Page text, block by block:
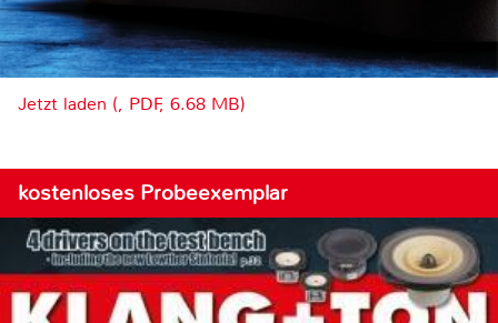
Jetzt laden (, PDF, 6.68 MB)
kostenloses Probeexemplar